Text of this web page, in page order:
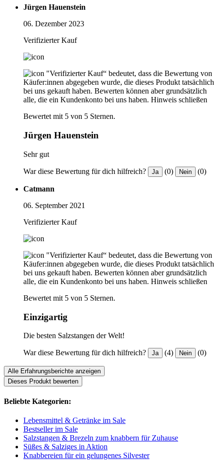
Jürgen Hauenstein
06. Dezember 2023
Verifizierter Kauf
"Verifizierter Kauf“ bedeutet, dass die Bewertung von
Käufer:innen abgegeben wurde, die dieses Produkt tatsächlich
bei uns gekauft haben. Bewerten können aber grundsätzlich
alle, die ein Kundenkonto bei uns haben. Hinweis schließen
Bewertet mit 5 von 5 Sternen.
Jürgen Hauenstein
Sehr gut
War diese Bewertung für dich hilfreich? Ja (0) Nein (0)
Catmann
06. September 2021
Verifizierter Kauf
"Verifizierter Kauf“ bedeutet, dass die Bewertung von
Käufer:innen abgegeben wurde, die dieses Produkt tatsächlich
bei uns gekauft haben. Bewerten können aber grundsätzlich
alle, die ein Kundenkonto bei uns haben. Hinweis schließen
Bewertet mit 5 von 5 Sternen.
Einzigartig
Die besten Salzstangen der Welt!
War diese Bewertung für dich hilfreich? Ja (4) Nein (0)
Alle Erfahrungsberichte anzeigen
Dieses Produkt bewerten
Beliebte Kategorien:
Lebensmittel & Getränke im Sale
Bestseller im Sale
Salzstangen & Brezeln zum knabbern für Zuhause
Süßes & Salziges in Aktion
Knabbereien für ein gelungenes Silvester